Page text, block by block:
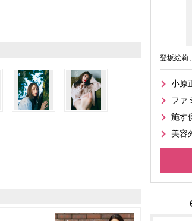
登坂絵莉
小原
ファ
施す
美容